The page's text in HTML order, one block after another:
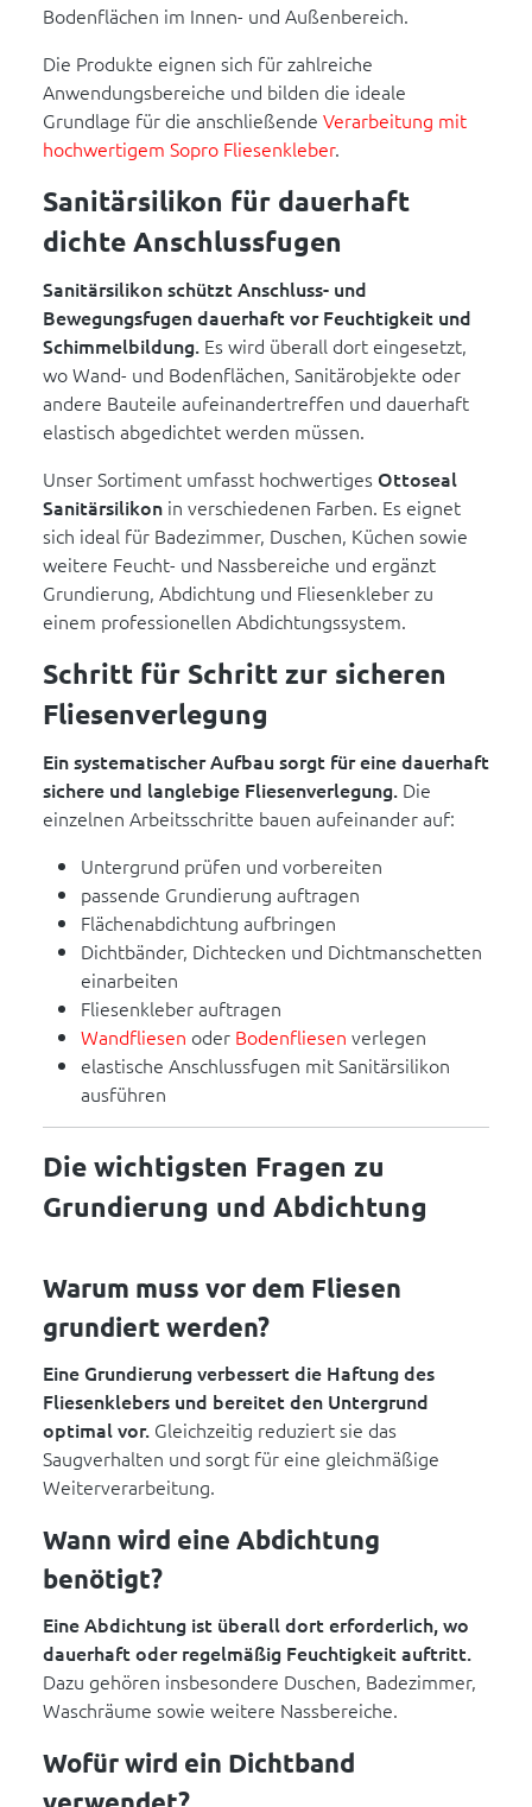
Bodenflächen im Innen- und Außenbereich.
Die Produkte eignen sich für zahlreiche
Anwendungsbereiche und bilden die ideale
Grundlage für die anschließende Verarbeitung mit
hochwertigem Sopro Fliesenkleber.
Sanitärsilikon für dauerhaft
dichte Anschlussfugen
Sanitärsilikon schützt Anschluss- und
Bewegungsfugen dauerhaft vor Feuchtigkeit und
Schimmelbildung. Es wird überall dort eingesetzt,
wo Wand- und Bodenflächen, Sanitärobjekte oder
andere Bauteile aufeinandertreffen und dauerhaft
elastisch abgedichtet werden müssen.
Unser Sortiment umfasst hochwertiges Ottoseal
Sanitärsilikon in verschiedenen Farben. Es eignet
sich ideal für Badezimmer, Duschen, Küchen sowie
weitere Feucht- und Nassbereiche und ergänzt
Grundierung, Abdichtung und Fliesenkleber zu
einem professionellen Abdichtungssystem.
Schritt für Schritt zur sicheren
Fliesenverlegung
Ein systematischer Aufbau sorgt für eine dauerhaft
sichere und langlebige Fliesenverlegung. Die
einzelnen Arbeitsschritte bauen aufeinander auf:
Untergrund prüfen und vorbereiten
passende Grundierung auftragen
Flächenabdichtung aufbringen
Dichtbänder, Dichtecken und Dichtmanschetten
einarbeiten
Fliesenkleber auftragen
Wandfliesen oder Bodenfliesen verlegen
elastische Anschlussfugen mit Sanitärsilikon
ausführen
Die wichtigsten Fragen zu
Grundierung und Abdichtung
Warum muss vor dem Fliesen
grundiert werden?
Eine Grundierung verbessert die Haftung des
Fliesenklebers und bereitet den Untergrund
optimal vor. Gleichzeitig reduziert sie das
Saugverhalten und sorgt für eine gleichmäßige
Weiterverarbeitung.
Wann wird eine Abdichtung
benötigt?
Eine Abdichtung ist überall dort erforderlich, wo
dauerhaft oder regelmäßig Feuchtigkeit auftritt.
Dazu gehören insbesondere Duschen, Badezimmer,
Waschräume sowie weitere Nassbereiche.
Wofür wird ein Dichtband